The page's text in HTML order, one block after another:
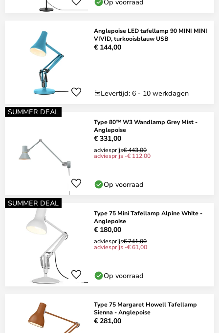
Anglepoise LED tafellamp 90 MINI MINI
VIVID, turkooisblauw USB
€ 144,00
Levertijd: 6 - 10 werkdagen
SUMMER DEAL
Type 80™ W3 Wandlamp Grey Mist -
Anglepoise
€ 331,00
adviesprijs€ 443,00
adviesprijs -€ 112,00
Op voorraad
SUMMER DEAL
Type 75 Mini Tafellamp Alpine White -
Anglepoise
€ 180,00
adviesprijs€ 241,00
adviesprijs -€ 61,00
Op voorraad
Type 75 Margaret Howell Tafellamp
Sienna - Anglepoise
€ 281,00